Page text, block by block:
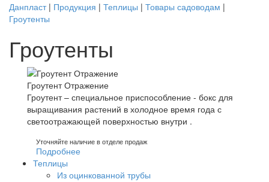
Данпласт| Продукция | Теплицы | Товары садоводам |
Гроутенты
Гроутенты
Гроутент Отражение
Гроутент – специальное приспособление - бокс для
выращивания растений в холодное время года с
светоотражающей поверхностью внутри .
Уточняйте наличие в отделе продаж
Подробнее
Теплицы
Из оцинкованной трубы